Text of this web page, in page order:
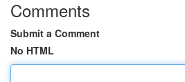
Comments
Submit a Comment
No HTML